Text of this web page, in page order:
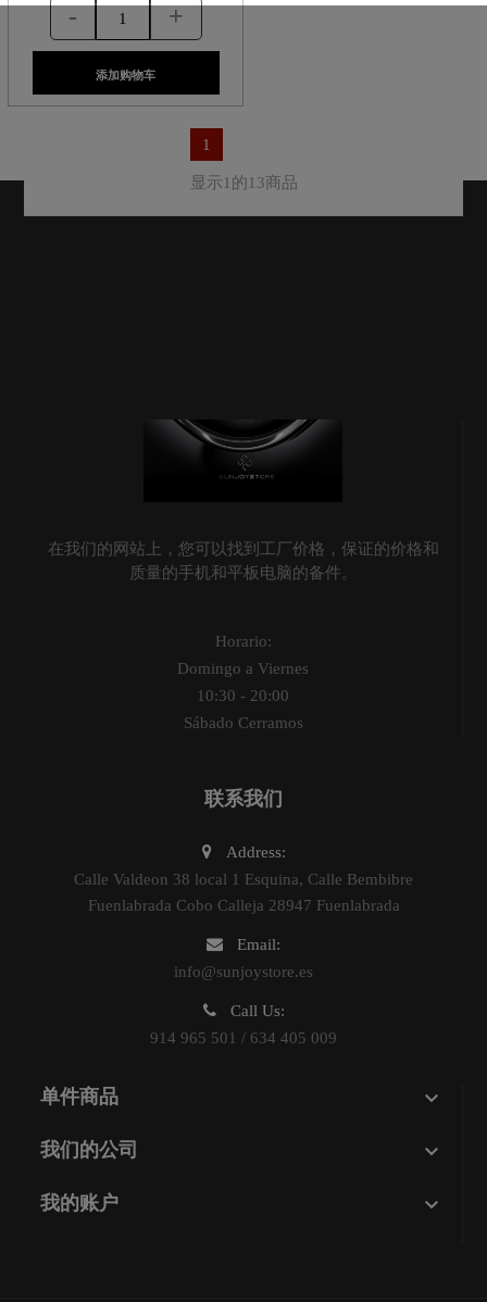
- +
添加购物车
1
显示1的13商品
在我们的网站上，您可以找到工厂价格，保证的价格和
质量的手机和平板电脑的备件。
Horario:
Domingo a Viernes
10:30 - 20:00
Sábado Cerramos
联系我们
Address:
Calle Valdeon 38 local 1 Esquina, Calle Bembibre
Fuenlabrada Cobo Calleja 28947 Fuenlabrada
Email:
info@sunjoystore.es
Call Us:
914 965 501 / 634 405 009
单件商品 
我们的公司 
我的账户 